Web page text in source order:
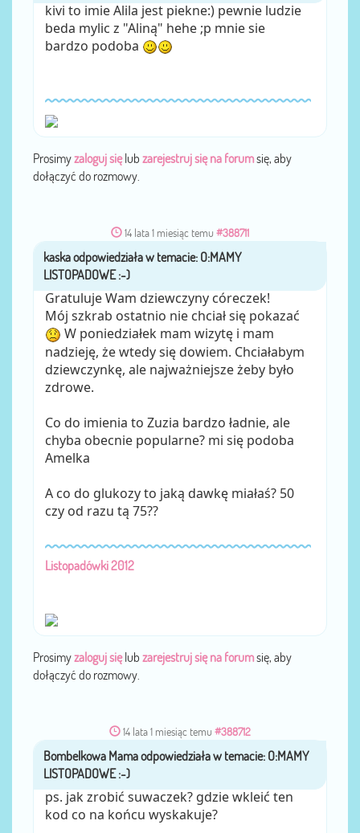
kivi to imie Alila jest piekne:) pewnie ludzie
beda mylic z "Aliną" hehe ;p mnie sie
bardzo podoba
Prosimyzaloguj sięlub zarejestruj się na forumsię, aby
dołączyć do rozmowy.
14 lata 1 miesiąc temu #388711
przezkaska
Gratuluje Wam dziewczyny córeczek!
Mój szkrab ostatnio nie chciał się pokazać
W poniedziałek mam wizytę i mam
nadzieję, że wtedy się dowiem. Chciałabym
dziewczynkę, ale najważniejsze żeby było
zdrowe.
Co do imienia to Zuzia bardzo ładnie, ale
chyba obecnie popularne? mi się podoba
Amelka
A co do glukozy to jaką dawkę miałaś? 50
czy od razu tą 75??
Listopadówki 2012
Prosimyzaloguj sięlub zarejestruj się na forumsię, aby
dołączyć do rozmowy.
14 lata 1 miesiąc temu #388712
przezBombelkowa Mama
ps. jak zrobić suwaczek? gdzie wkleić ten
kod co na końcu wyskakuje?